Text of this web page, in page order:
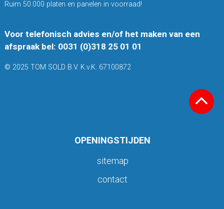
Ruim 50.000 platen en panelen in voorraad!
Voor telefonisch advies en/of het maken van een
afspraak bel: 0031 (0)318 25 01 01
© 2025 TOM SOLD B.V. K.v.K. 67100872
OPENINGSTIJDEN
sitemap
contact